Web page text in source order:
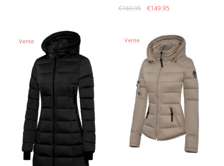
€169.95
Le prix
€169.95.
€149.95
€149.95.
Vente Vente